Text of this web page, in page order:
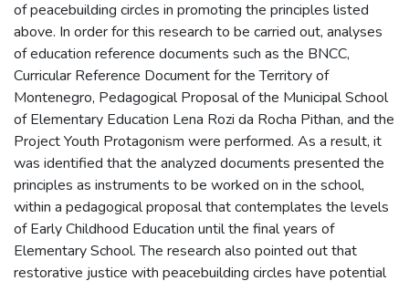
of peacebuilding circles in promoting the principles listed
above. In order for this research to be carried out, analyses
of education reference documents such as the BNCC,
Curricular Reference Document for the Territory of
Montenegro, Pedagogical Proposal of the Municipal School
of Elementary Education Lena Rozi da Rocha Pithan, and the
Project Youth Protagonism were performed. As a result, it
was identified that the analyzed documents presented the
principles as instruments to be worked on in the school,
within a pedagogical proposal that contemplates the levels
of Early Childhood Education until the final years of
Elementary School. The research also pointed out that
restorative justice with peacebuilding circles have potential